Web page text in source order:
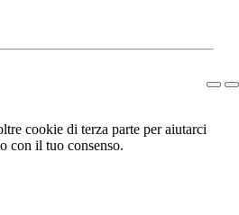
cookie di terza parte per aiutarci
con il tuo consenso.